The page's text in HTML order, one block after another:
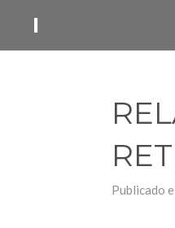
I
Publicado